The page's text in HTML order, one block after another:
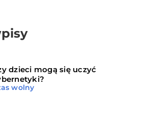
dzieci mogą się uczyć
wolny